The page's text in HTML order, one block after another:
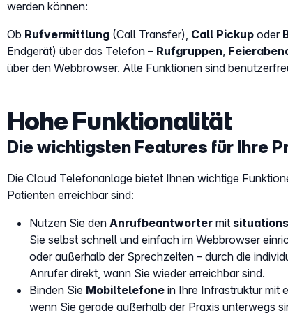
werden können:
Ob Rufvermittlung (Call Transfer), Call Pickup oder
Endgerät) über das Telefon – Rufgruppen,
über den Webbrowser. Alle Funktionen sind
Hohe Funktionalität
Die wichtigsten Features für Ihre
Die Cloud Telefonanlage bietet Ihnen wichtige
Patienten erreichbar sind:
Nutzen Sie den Anrufbeantworter mit
Sie selbst schnell und einfach im Webbrowser
oder außerhalb der Sprechzeiten – durch die
Anrufer direkt, wann Sie wieder erreichbar sind.
Binden Sie Mobiltelefone in Ihre Infrastruktur mit
wenn Sie gerade außerhalb der Praxis unterwegs